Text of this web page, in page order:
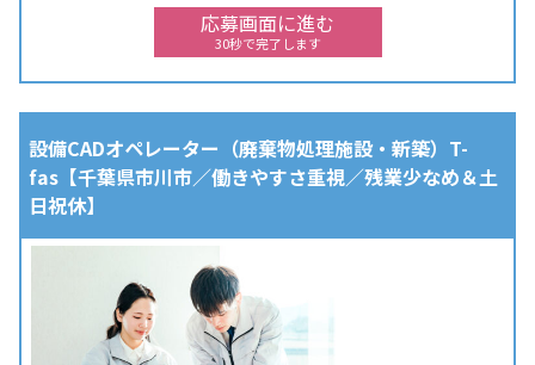
応募画面に進む
30秒で完了します
設備CADオペレーター（廃棄物処理施設・新築）T-
fas【千葉県市川市／働きやすさ重視／残業少なめ＆土
日祝休】